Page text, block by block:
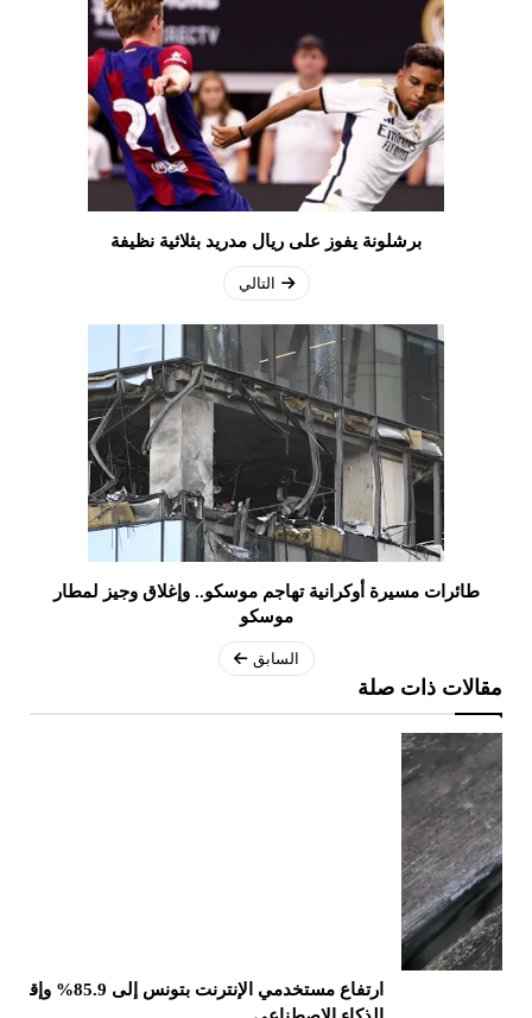
برشلونة يفوز على ريال مدريد بثلاثية نظيفة
التالي
طائرات مسيرة أوكرانية تهاجم موسكو.. وإغلاق وجيز لمطار
موسكو
السابق
مقالات ذات صلة
ارتفاع مستخدمي الإنترنت بتونس إلى 85.9% وإقبال على